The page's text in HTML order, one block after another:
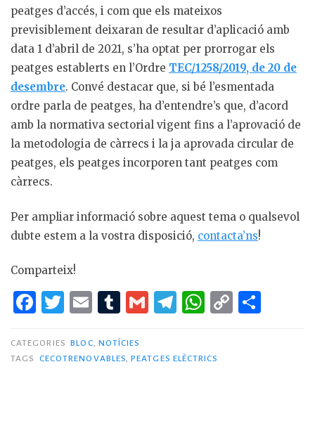
peatges d’accés, i com que els mateixos
previsiblement deixaran de resultar d’aplicació amb
data 1 d’abril de 2021, s’ha optat per prorrogar els
peatges establerts en l’Ordre TEC/1258/2019, de 20 de
desembre. Convé destacar que, si bé l’esmentada
ordre parla de peatges, ha d’entendre’s que, d’acord
amb la normativa sectorial vigent fins a l’aprovació de
la metodologia de càrrecs i la ja aprovada circular de
peatges, els peatges incorporen tant peatges com
càrrecs.
Per ampliar informació sobre aquest tema o qualsevol
dubte estem a la vostra disposició, contacta’ns!
Comparteix!
F
c
e
T
it
te
E
ai
l
T
m
bl
G
l
T
e
g
W
s
C
CATEGORIES BLOC, NOTÍCIES
TAGS
CECOTRENOVABLES,PEATGES ELÈCTRICS